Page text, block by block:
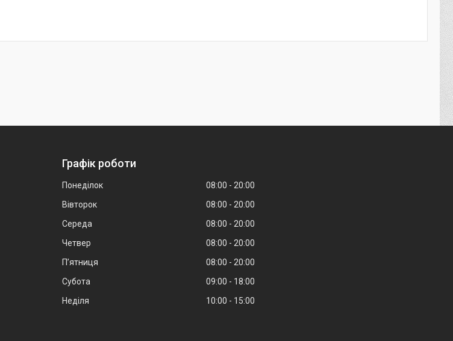
Графік роботи
Понеділок 08:00
20:00
Вівторок
08:00
20:00
Середа
08:00
20:00
Четвер
08:00
20:00
Пʼятниця
08:00
20:00
Субота
09:00
18:00
Неділя
10:00 15:00